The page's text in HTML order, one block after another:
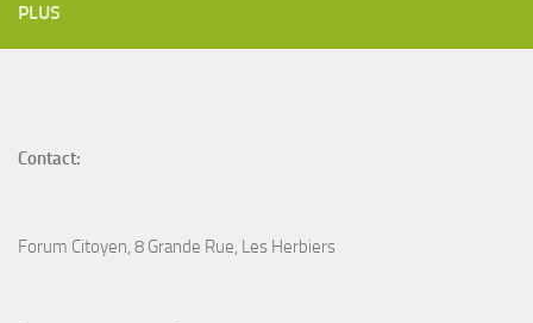
PLUS
Contact:
Forum Citoyen, 8 Grande Rue, Les Herbiers